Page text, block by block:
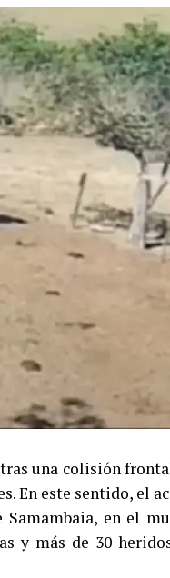
una colisión
En este sentido, el
en el
y más de 30